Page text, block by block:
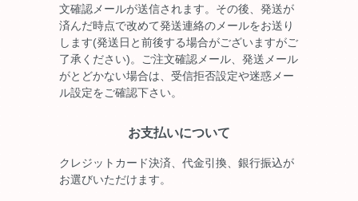
文確認メールが送信されます。その後、発送が
済んだ時点で改めて発送連絡のメールをお送り
します(発送日と前後する場合がございますがご
了承ください)。ご注文確認メール、発送メール
がとどかない場合は、受信拒否設定や迷惑メー
ル設定をご確認下さい。
お支払いについて
クレジットカード決済、代金引換、銀行振込が
お選びいただけます。